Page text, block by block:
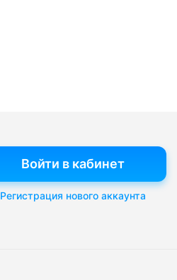
Войти в кабинет
Регистрация нового аккаунта